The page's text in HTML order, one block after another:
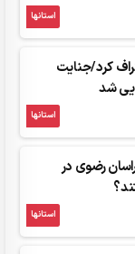
استانها
کرد/جنایت
شد
استانها
رضوی در
استانها